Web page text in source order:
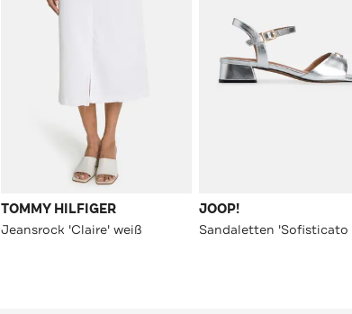
TOMMY HILFIGER
Jeansrock 'Claire' weiß
JOOP!